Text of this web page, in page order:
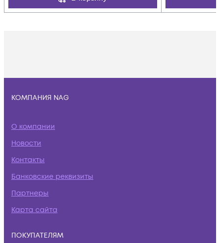
КОМПАНИЯ NAG
О компании
Новости
Контакты
Банковские реквизиты
Партнеры
Карта сайта
ПОКУПАТЕЛЯМ